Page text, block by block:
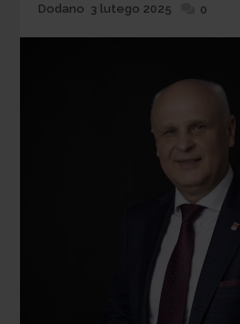
Dodane
Dodano 3 lutego 2025 0